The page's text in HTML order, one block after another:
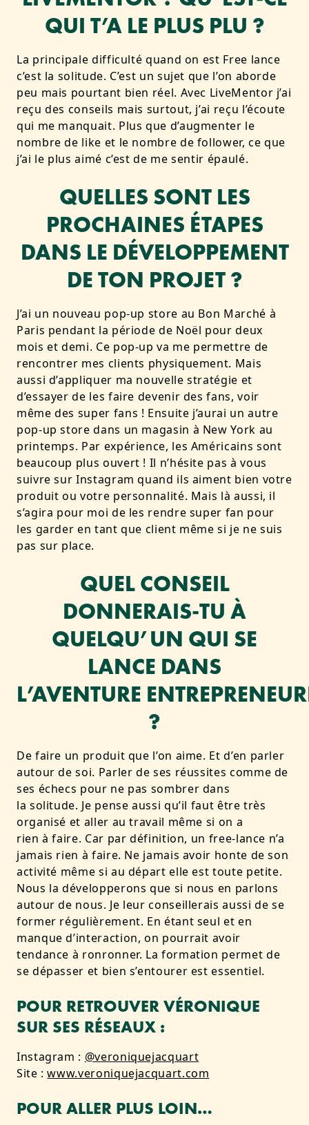
QUI T’A LE PLUS PLU ?
La principale difficulté quand on est Free lance
c’est la solitude. C’est un sujet que l’on aborde
peu mais pourtant bien réel. Avec LiveMentor j’ai
reçu des conseils mais surtout, j’ai reçu l’écoute
qui me manquait. Plus que d’augmenter le
nombre de like et le nombre de follower, ce que
j’ai le plus aimé c’est de me sentir épaulé.
QUELLES SONT LES
PROCHAINES ÉTAPES
DANS LE DÉVELOPPEMENT
DE TON PROJET ?
J’ai un nouveau pop-up store au Bon Marché à
Paris pendant la période de Noël pour deux
mois et demi. Ce pop-up va me permettre de
rencontrer mes clients physiquement. Mais
aussi d’appliquer ma nouvelle stratégie et
d’essayer de les faire devenir des fans, voir
même des super fans ! Ensuite j’aurai un autre
pop-up store dans un magasin à New York au
printemps. Par expérience, les Américains sont
beaucoup plus ouvert ! Il n’hésite pas à vous
suivre sur Instagram quand ils aiment bien votre
produit ou votre personnalité. Mais là aussi, il
s’agira pour moi de les rendre super fan pour
les garder en tant que client même si je ne suis
pas sur place.
QUEL CONSEIL
DONNERAIS-TU À
QUELQU’UN QUI SE
LANCE DANS
L’AVENTURE
?
De faire un produit que l’on aime. Et d’en parler
autour de soi. Parler de ses réussites comme de
ses échecs pour ne pas sombrer dans
la solitude. Je pense aussi qu’il faut être très
organisé et aller au travail même si on a
rien à faire. Car par définition, un free-lance n’a
jamais rien à faire. Ne jamais avoir honte de son
activité même si au départ elle est toute petite.
Nous la développerons que si nous en parlons
autour de nous. Je leur conseillerais aussi de se
former régulièrement. En étant seul et en
manque d’interaction, on pourrait avoir
tendance à ronronner. La formation permet de
se dépasser et bien s’entourer est essentiel.
POUR RETROUVER VÉRONIQUE
SUR SES RÉSEAUX :
Instagram : @veroniquejacquart
Site :www.veroniquejacquart.com
POUR ALLER PLUS LOIN…